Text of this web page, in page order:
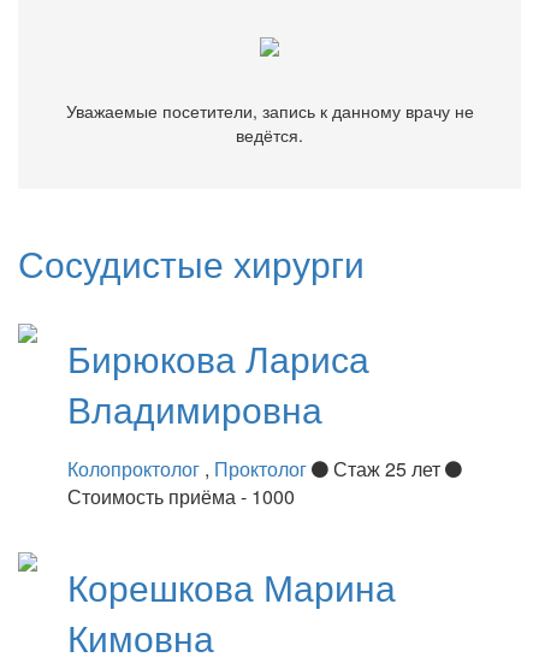
Уважаемые посетители, запись к данному врачу не
ведётся.
Сосудистые хирурги
БирюковаЛариса
Владимировна
Колопроктолог , Проктолог
Стаж 25 лет
Стоимость приёма - 1000
Корешкова Марина
Кимовна